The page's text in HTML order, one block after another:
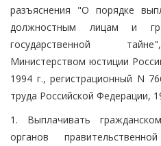
разъяснения "О порядке
должностным лицам и
государственной
Министерством юстиции
1994 г., регистрационный N
труда Российской Федерации,
1. Выплачивать
органов